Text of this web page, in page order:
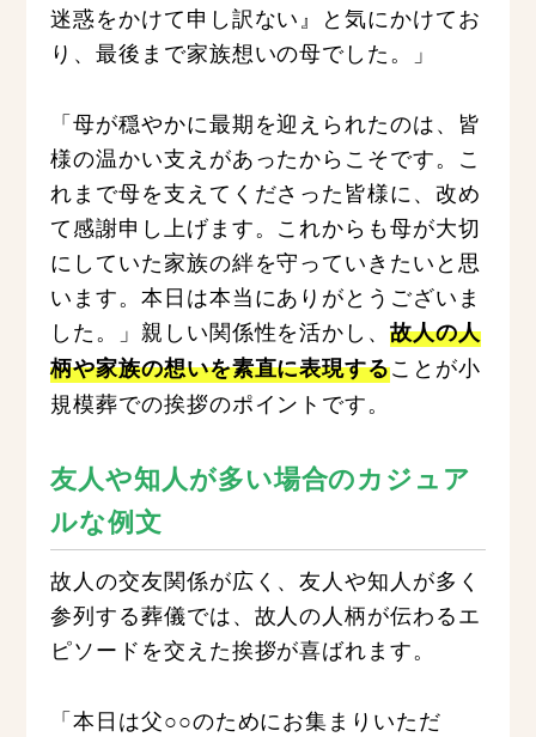
迷惑をかけて申し訳ない』と気にかけてお
り、最後まで家族想いの母でした。」
「母が穏やかに最期を迎えられたのは、皆
様の温かい支えがあったからこそです。こ
れまで母を支えてくださった皆様に、改め
て感謝申し上げます。これからも母が大切
にしていた家族の絆を守っていきたいと思
います。本日は本当にありがとうございま
した。」親しい関係性を活かし、 故人の人
柄や家族の想いを素直に表現することが小
規模葬での挨拶のポイントです。
友人や知人が多い場合のカジュア
ルな例文
故人の交友関係が広く、友人や知人が多く
参列する葬儀では、故人の人柄が伝わるエ
ピソードを交えた挨拶が喜ばれます。
「本日は父○○のためにお集まりいただ